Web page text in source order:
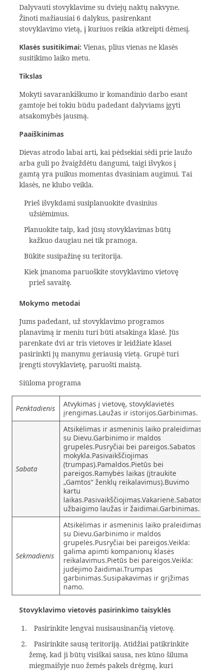
Dalyvauti stovyklavime su dviejų naktų nakvyne.
Žinoti mažiausiai 6 dalykus, pasirenkant
stovyklavimo vietą, į kuriuos reikia atkreipti dėmesį.
Klasės susitikimai: Vienas, plius vienas ne klasės
susitikimo laiko metu.
Tikslas
Mokyti savarankiškumo ir komandinio darbo esant
gamtoje bei tokiu būdu padedant dalyviams įgyti
atsakomybės jausmą.
Paaiškinimas
Dievas atrodo labai arti, kai pėdsekiai sėdi prie laužo
arba guli po žvaigždėtu dangumi, taigi išvykos į
gamtą yra puikus momentas dvasiniam augimui. Tai
klasės, ne klubo veikla.
Prieš išvykdami susiplanuokite dvasinius
užsiėmimus.
Planuokite taip, kad jūsų stovyklavimas būtų
kažkuo daugiau nei tik pramoga.
Būkite susipažinę su teritorija.
Kiek įmanoma paruoškite stovyklavimo vietovę
prieš savaitę.
Mokymo metodai
Jums padedant, už stovyklavimo programos
planavimą ir meniu turi būti atsakinga klasė. Jūs
parenkate dvi ar tris vietoves ir leidžiate klasei
pasirinkti jų manymu geriausią vietą. Grupė turi
įrengti stovyklavietę, paruošti maistą.
Siūloma programa
Penktadienis
Atvykimas į vietovę, stovyklavietės
įrengimas.Laužas ir istorijos.Garbinimas.
Sabata
Atsikėlimas ir asmeninis laiko praleidimas
su Dievu.Garbinimo ir maldos
grupelės.Pusryčiai bei pareigos.Sabatos
mokykla.Pasivaikščiojimas
(trumpas).Pamaldos.Pietūs bei
pareigos.Ramybės laikas (įtraukite
„Gamtos“ ženklų reikalavimus).Buvimo
kartu
laikas.Pasivaikščiojimas.Vakarienė.Sabatos
užbaigimo laužas ir žaidimai.Garbinimas.
Sekmadienis
Atsikėlimas ir asmeninis laiko praleidimas
su Dievu.Garbinimo ir maldos
grupelės.Pusryčiai bei pareigos.Veikla:
galima apimti kompanionų klasės
reikalavimus.Pietūs bei pareigos.Veikla:
judėjimo žaidimai.Trumpas
garbinimas.Susipakavimas ir grįžimas
namo.
Stovyklavimo vietovės pasirinkimo taisyklės
Pasirinkite lengvai nusisausinančią vietovę.
Pasirinkite sausą teritoriją. Atidžiai patikrinkite
žemę, kad ji būtų visiškai sausa, nes kūno šiluma
miegmaišyje nuo žemės pakels drėgmę, kuri